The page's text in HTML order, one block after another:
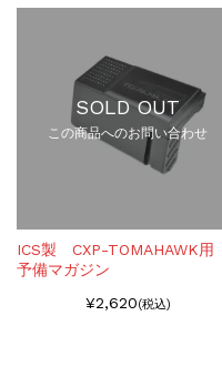
SOLD OUT
この商品へのお問い合わせ
ICS製 CXP-TOMAHAWK用
予備マガジン
¥2,620(税込)